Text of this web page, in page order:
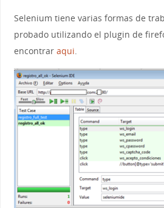
Selenium tiene varias formas de
probado utilizando el plugin de
encontrar aqui.